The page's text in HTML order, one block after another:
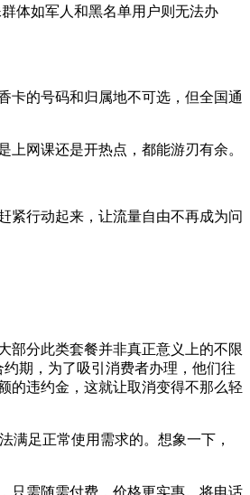
体如军人和黑名单用户则无法办
卡的号码和归属地不可选，但全国通
网课还是开热点，都能游刃有余。
紧行动起来，让流量自由不再成为问
部分此类套餐并非真正意义上的不限
期，为了吸引消费者办理，他们往
的违约金，这就让取消变得不那么轻
满足正常使用需求的。想象一下，
只需随需付费，价格更实惠。将电话